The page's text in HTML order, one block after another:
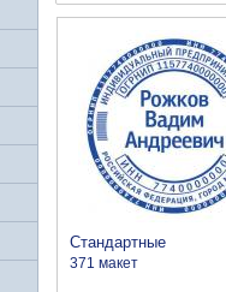
Стандартные
371 макет